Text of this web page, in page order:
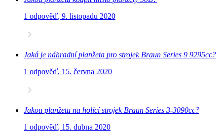
1 odpověď, 9. listopadu 2020
Jaká je náhradní planžeta pro strojek Braun Series 9 9295cc?
1 odpověď, 15. června 2020
Jakou planžetu na holící strojek Braun Series 3-3090cc?
1 odpověď, 15. dubna 2020